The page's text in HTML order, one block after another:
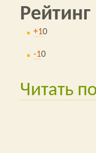
Рейтинг
+10
-10
Читать